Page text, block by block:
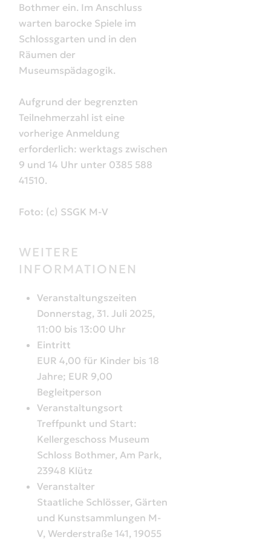
Bothmer ein. Im Anschluss
warten barocke Spiele im
Schlossgarten und in den
Räumen der
Museumspädagogik.
Aufgrund der begrenzten
Teilnehmerzahl ist eine
vorherige Anmeldung
erforderlich: werktags zwischen
9 und 14 Uhr unter 0385 588
41510.
Foto: (c) SSGK M-V
WEITERE
INFORMATIONEN
Veranstaltungszeiten
Donnerstag, 31. Juli 2025,
11:00 bis 13:00 Uhr
Eintritt
EUR 4,00 für Kinder bis 18
Jahre; EUR 9,00
Begleitperson
Veranstaltungsort
Treffpunkt und Start:
Kellergeschoss Museum
Schloss Bothmer, Am Park,
23948 Klütz
Veranstalter
Staatliche Schlösser, Gärten
und Kunstsammlungen M-
V, Werderstraße 141, 19055